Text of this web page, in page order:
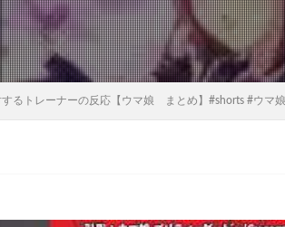
るトレーナーの反応【ウマ娘 まとめ】#shorts #ウマ